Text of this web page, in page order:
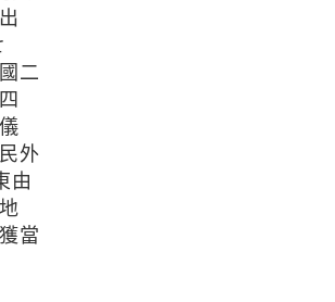
二
外
由
當